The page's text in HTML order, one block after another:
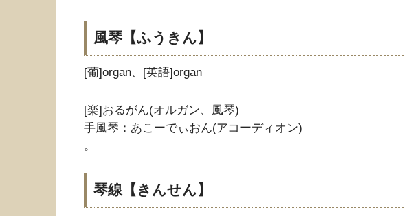
風琴【ふうきん】
[葡]organ、[英語]organ
[楽]おるがん(オルガン、風琴)
手風琴：あこーでぃおん(アコーディオン)
。
琴線【きんせん】